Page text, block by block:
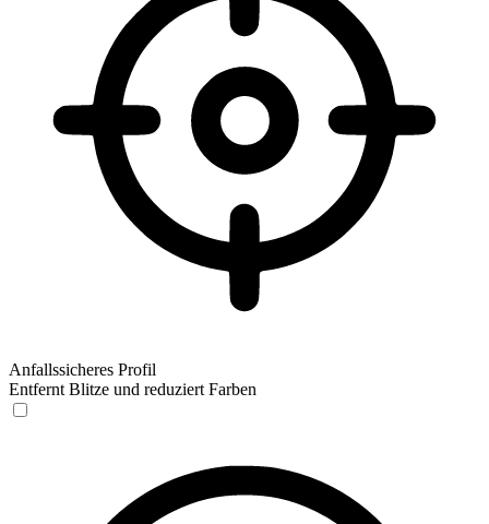
Anfallssicheres Profil
Entfernt Blitze und reduziert Farben